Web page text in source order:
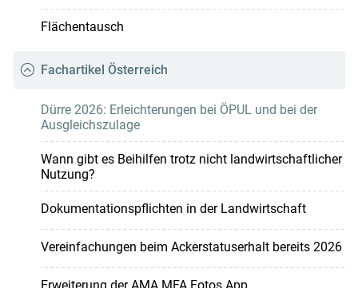
Flächentausch
Fachartikel Österreich
Dürre 2026: Erleichterungen bei ÖPUL und bei der
Ausgleichszulage
Wann gibt es Beihilfen trotz nicht landwirtschaftlicher
Nutzung?
Dokumentationspflichten in der Landwirtschaft
Vereinfachungen beim Ackerstatuserhalt bereits 2026